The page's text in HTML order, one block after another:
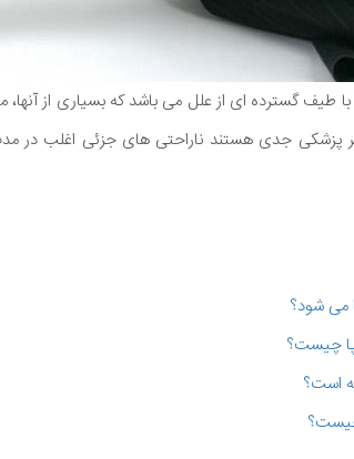
طیف گسترده ای از علل می باشد که بسیاری از
پزشکی جدی هستند ناراحتی های جزئی اغلب در
می شود؟
پا چیست؟
است؟